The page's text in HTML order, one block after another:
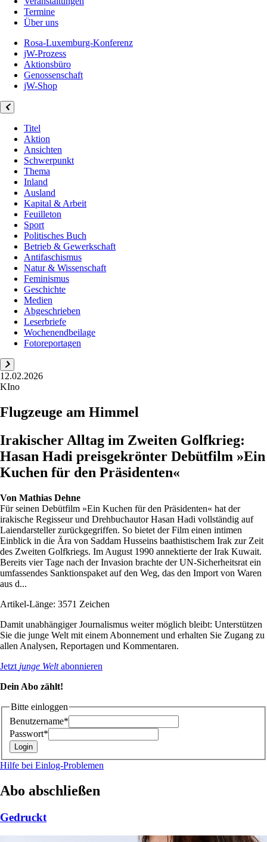
Termine
Über uns
Rosa-Luxemburg-Konferenz
jW-Prozess
Aktionsbüro
Genossenschaft
jW-Shop
Titel
Aktion
Ansichten
Schwerpunkt
Thema
Inland
Ausland
Kapital & Arbeit
Feuilleton
Sport
Politisches Buch
Betrieb & Gewerkschaft
Antifaschismus
Natur & Wissenschaft
Feminismus
Geschichte
Medien
Abgeschrieben
Leserbriefe
Wochenendbeilage
Fotoreportagen
12.02.2026
KIno
Flugzeuge am Himmel
Irakischer Alltag im Zweiten Golfkrieg:
Hasan Hadi preisgekrönter Debütfilm »Ein
Kuchen für den Präsidenten«
Von Mathias Dehne
Für seinen Debütfilm »Ein Kuchen für den Präsidenten« hat der
irakische Regisseur und Drehbuchautor Hasan Hadi vollständig auf
Laiendarsteller zurückgegriffen. So bietet der Film einen intimen
Einblick in die Ära von Saddam Husseins baathistischem Irak zur Zeit
des Zweiten Golfkriegs. Im August 1990 annektierte der Irak Kuwait.
Bereits vier Tage nach der Invasion brachte der UN-Sicherheitsrat ein
umfassendes Sanktionspaket auf den Weg, das den Import von Waren
aus d...
Artikel-Länge: 3571 Zeichen
Damit unabhängiger Journalismus weiter möglich bleibt: Unterstützen
Sie die junge Welt mit einem Abonnement und erhalten Sie Zugang zu
allen Analysen, Reportagen und Kommentaren.
Jetzt junge Weltabonnieren
Dein Abo zählt!
Bitte einloggen
Benutzername*
Passwort*
Hilfe bei Einlog-Problemen
Abo abschließen
Gedruckt